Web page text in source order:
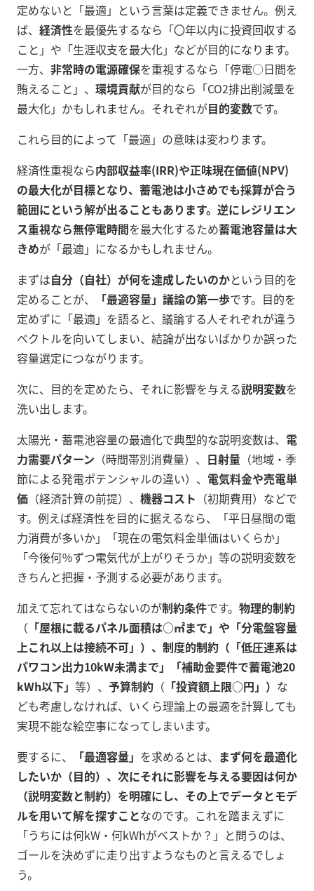
定めないと「最適」という言葉は定義できません。例え
ば、 経済性を最優先するなら「〇年以内に投資回収する
こと」や「生涯収支を最大化」などが目的になります。
一方、 非常時の電源確保を重視するなら「停電○日間を
賄えること」、 環境貢献が目的なら「CO2排出削減量を
最大化」かもしれません。それぞれが目的変数です。
これら目的によって「最適」の意味は変わります。
経済性重視なら内部収益率(IRR)や正味現在価値(NPV)
の最大化が目標となり、蓄電池は小さめでも採算が合う
範囲にという解が出ることもあります。逆にレジリエン
ス重視なら無停電時間を最大化するため蓄電池容量は大
きめが「最適」になるかもしれません。
まずは自分（自社）が何を達成したいのかという目的を
定めることが、
「最適容量」議論の第一歩です。目的を
定めずに「最適」を語ると、議論する人それぞれが違う
ベクトルを向いてしまい、結論が出ないばかりか誤った
容量選定につながります。
次に、目的を定めたら、それに影響を与える説明変数を
洗い出します。
太陽光・蓄電池容量の最適化で典型的な説明変数は、 電
力需要パターン （時間帯別消費量）、 日射量 （地域・季
節による発電ポテンシャルの違い）、 電気料金や売電単
価 （経済計算の前提）、 機器コスト （初期費用）などで
す。例えば経済性を目的に据えるなら、「平日昼間の電
力消費が多いか」「現在の電気料金単価はいくらか」
「今後何％ずつ電気代が上がりそうか」等の説明変数を
きちんと把握・予測する必要があります。
加えて忘れてはならないのが制約条件です。 物理的制約
（ 「屋根に載るパネル面積は○㎡まで」や「分電盤容量
上これ以上は接続不可」）、制度的制約（「低圧連系は
パワコン出力10kW未満まで」「補助金要件で蓄電池20
kWh以下」 等）、 予算制約 （ 「投資額上限○円」） な
ども考慮しなければ、いくら理論上の最適を計算しても
実現不能な絵空事になってしまいます。
要するに、
「最適容量」 を求めるとは、 まず何を最適化
したいか（目的）、次にそれに影響を与える要因は何か
（説明変数と制約）を明確にし、その上でデータとモデ
ルを用いて解を探すことなのです。これを踏まえずに
「うちには何kW・何kWhがベストか？」と問うのは、
ゴールを決めずに走り出すようなものと言えるでしょ
う。